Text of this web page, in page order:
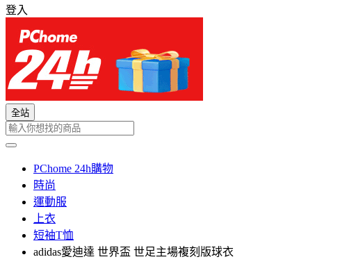
登入
全站
PChome 24h購物
時尚
運動服
上衣
短袖T恤
adidas愛迪達 世界盃 世足主場複刻版球衣